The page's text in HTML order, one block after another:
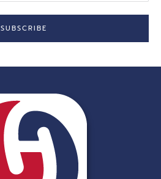
SUBSCRIBE